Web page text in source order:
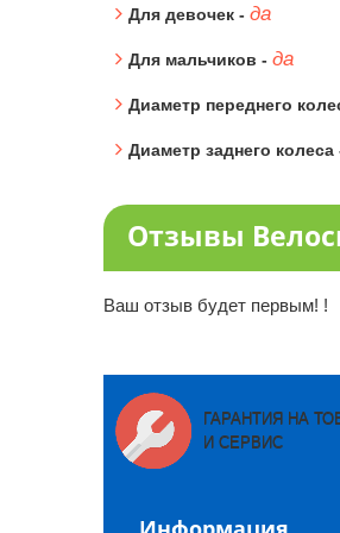
Для девочек - да
Для мальчиков - да
Диаметр переднего
Диаметр заднего колеса
Отзывы
Ваш отзыв будет первым! !
ГАРАНТИЯ НА
И СЕРВИС